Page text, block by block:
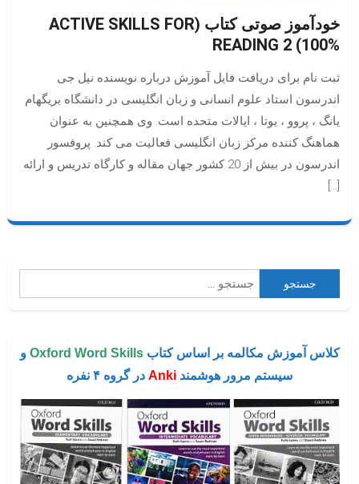
خودآموز صوتی کتاب (ACTIVE SKILLS FOR
READING 2 (100%
ثبت نام برای دریافت فایل آموزش درباره نویسنده نیل جی
اندرسون استاد علوم انسانی و زبان انگلیسی در دانشگاه بریگهام
یانگ ، پروو ، یوتا ، ایالات متحده است. وی همچنین به عنوان
هماهنگ کننده مرکز زبان انگلیسی فعالیت می کند. پروفسور
اندرسون در بیش از 20 کشور جهان مقاله و کارگاه تدریس و ارائه
[…]
برای:
کلاس آموزش مکالمه بر اساس کتابOxford Word Skills و
سیستم مرور هوشمند Anki در گروه ۴ نفره